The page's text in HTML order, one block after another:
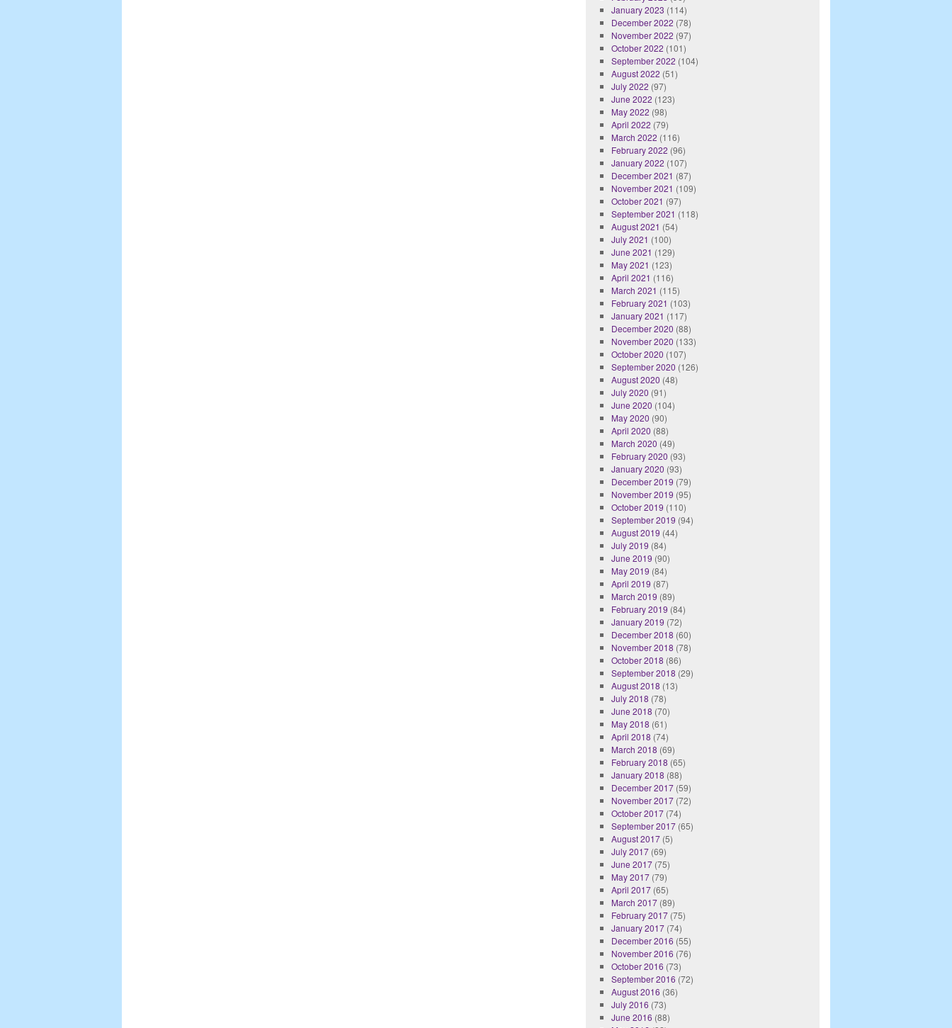
January 2023 (114)
December 2022 (78)
November 2022 (97)
October 2022 (101)
September 2022 (104)
August 2022 (51)
July 2022 (97)
June 2022 (123)
May 2022 (98)
April 2022 (79)
March 2022 (116)
February 2022 (96)
January 2022 (107)
December 2021 (87)
November 2021 (109)
October 2021 (97)
September 2021 (118)
August 2021 (54)
July 2021 (100)
June 2021 (129)
May 2021 (123)
April 2021 (116)
March 2021 (115)
February 2021 (103)
January 2021 (117)
December 2020 (88)
November 2020 (133)
October 2020 (107)
September 2020 (126)
August 2020 (48)
July 2020 (91)
June 2020 (104)
May 2020 (90)
April 2020 (88)
March 2020 (49)
February 2020 (93)
January 2020 (93)
December 2019 (79)
November 2019 (95)
October 2019 (110)
September 2019 (94)
August 2019 (44)
July 2019 (84)
June 2019 (90)
May 2019 (84)
April 2019 (87)
March 2019 (89)
February 2019 (84)
January 2019 (72)
December 2018 (60)
November 2018 (78)
October 2018 (86)
September 2018 (29)
August 2018 (13)
July 2018 (78)
June 2018 (70)
May 2018 (61)
April 2018 (74)
March 2018 (69)
February 2018 (65)
January 2018 (88)
December 2017(59)
November 2017(72)
October 2017(74)
September 2017(65)
August 2017(5)
July 2017(69)
June 2017(75)
May 2017(79)
April 2017(65)
March 2017(89)
February 2017(75)
January 2017(74)
December 2016 (55)
November 2016 (76)
October 2016 (73)
September 2016 (72)
August 2016 (36)
July 2016 (73)
June 2016 (88)